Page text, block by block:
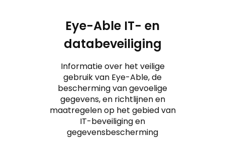
Eye-Able IT- en
databeveiliging
Informatie over het veilige
gebruik van Eye-Able, de
bescherming van gevoelige
gegevens, en richtlijnen en
maatregelen op het gebied van
IT-beveiliging en
gegevensbescherming